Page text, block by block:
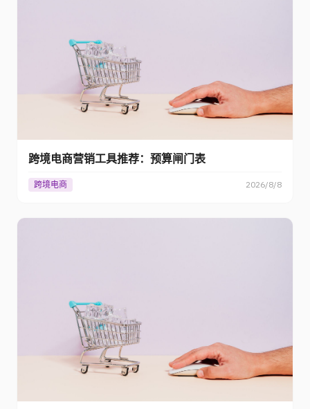
跨境电商营销工具推荐：预算闸门表
跨境电商 2026/8/8